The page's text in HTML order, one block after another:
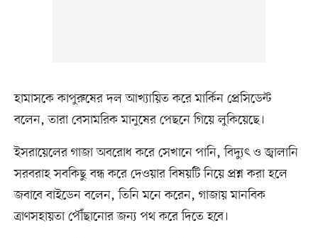
হামাসকে কাপুরুষের দল আখ্যায়িত করে মার্কিন প্রেসিডেন্ট
বলেন, তারা বেসামরিক মানুষের পেছনে গিয়ে লুকিয়েছে।
ইসরায়েলের গাজা অবরোধ করে সেখানে পানি, বিদ্যুৎ ও জ্বালানি
সরবরাহ সবকিছু বন্ধ করে দেওয়ার বিষয়টি নিয়ে প্রশ্ন করা হলে
জবাবে বাইডেন বলেন, তিনি মনে করেন, গাজায় মানবিক
ত্রাণসহায়তা পৌঁছানোর জন্য পথ করে দিতে হবে।